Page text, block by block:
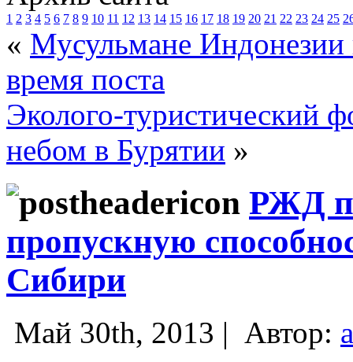
1 2 3 4 5 6 7 8 9 10 11 12 13 14 15 16 17 18 19 20 21 22 23 24 25
« Мусульмане Индонезии
время поста
Эколого-туристический
небом в Бурятии »
РЖД
пропускную
Сибири
Май 30th, 2013 | Автор: